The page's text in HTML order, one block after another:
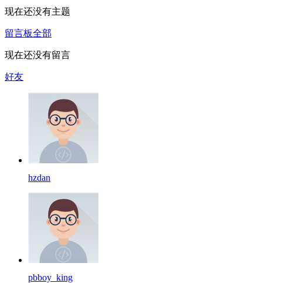
现在还没有主题
留言板全部
现在还没有留言
好友
hzdan
pbboy_king